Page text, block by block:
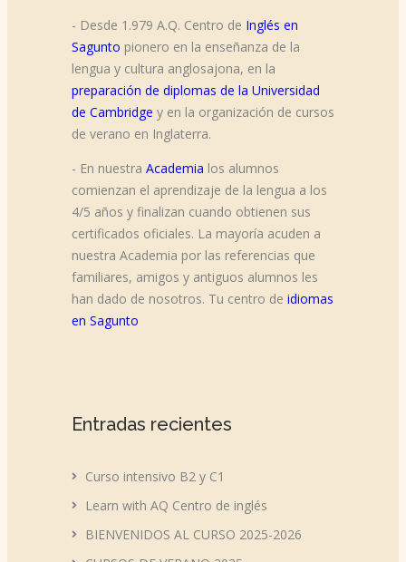
- Desde 1.979 A.Q. Centro de Inglés en
Sagunto pionero en la enseñanza de la
lengua y cultura anglosajona, en la
preparación de diplomas de la Universidad
de Cambridge y en la organización de cursos
de verano en Inglaterra.
- En nuestra Academia los alumnos
comienzan el aprendizaje de la lengua a los
4/5 años y finalizan cuando obtienen sus
certificados oficiales. La mayoría acuden a
nuestra Academia por las referencias que
familiares, amigos y antiguos alumnos les
han dado de nosotros. Tu centro de idiomas
en Sagunto
Entradas recientes
Curso intensivo B2 y C1
Learn with AQ Centro de inglés
BIENVENIDOS AL CURSO 2025-2026